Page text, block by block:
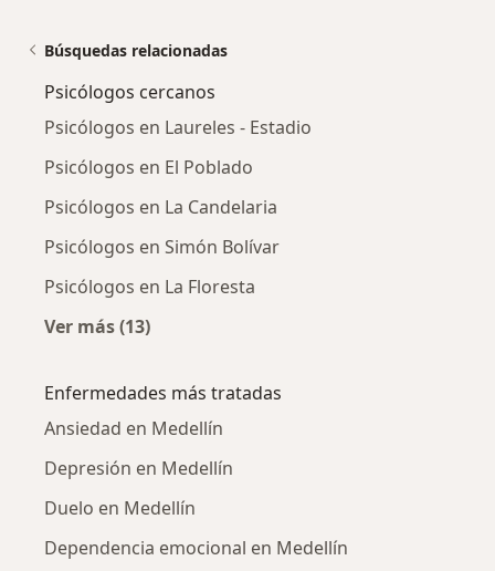
Búsquedas relacionadas
Psicólogos cercanos
Psicólogos en Laureles - Estadio
Psicólogos en El Poblado
Psicólogos en La Candelaria
Psicólogos en Simón Bolívar
Psicólogos en La Floresta
Ver más (13)
Enfermedades más tratadas
Ansiedad en Medellín
Depresión en Medellín
Duelo en Medellín
Dependencia emocional en Medellín